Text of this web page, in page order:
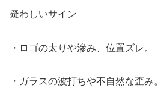
疑わしいサイン
・ロゴの太りや滲み、位置ズレ。
・ガラスの波打ちや不自然な歪み。